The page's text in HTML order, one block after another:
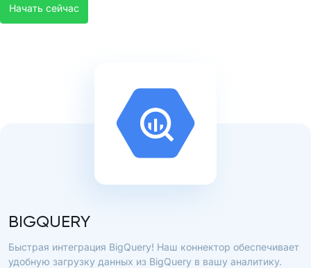
Начать сейчас
BIGQUERY
Быстрая интеграция BigQuery! Наш коннектор обеспечивает
удобную загрузку данных из BigQuery в вашу аналитику.